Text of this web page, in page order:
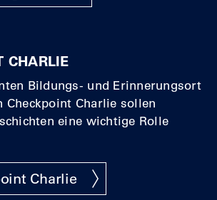
CHARLIE
Bildungs- und Erinnerungsort
Checkpoint Charlie sollen
eine wichtige Rolle
Charlie